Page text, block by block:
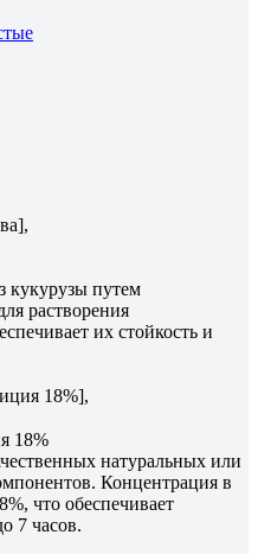
кукурузы путем
растворения
их стойкость и
18%],
18%
натуральных или
Концентрация в
что обеспечивает
7 часов.